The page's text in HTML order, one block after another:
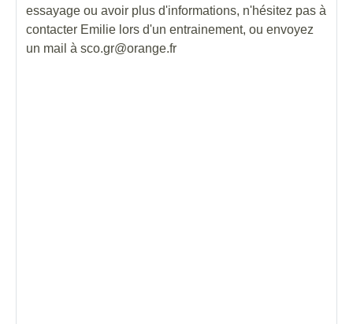
essayage ou avoir plus d'informations, n'hésitez pas à
contacter Emilie lors d'un entrainement, ou envoyez
un mail à sco.gr@orange.fr